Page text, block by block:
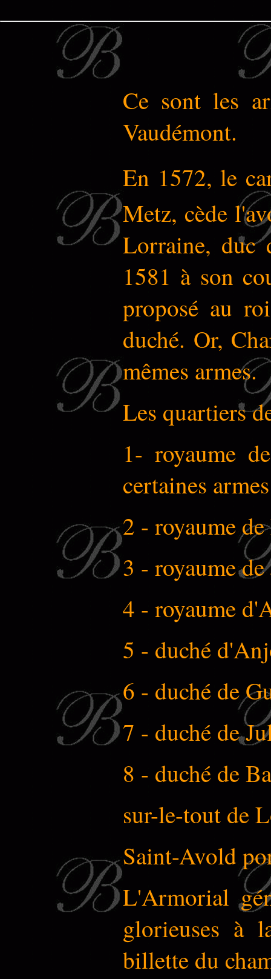
Ce sont les
Vaudémont.
En 1572, le
Metz, cède
Lorraine, duc
1581 à son
proposé au
duché. Or,
mêmes armes.
Les quartiers
1- royaume
certaines
2 - royaume
3 - royaume
4 - royaume
5 - duché
6 - duché de
7 - duché de
8 - duché de
sur-le-tout de
Saint-Avold
L'Armorial
glorieuses à
billette du